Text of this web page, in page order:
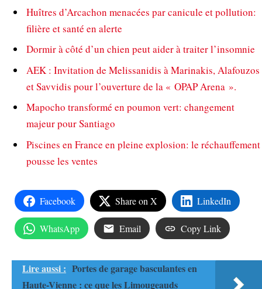
Huîtres d’Arcachon menacées par canicule et pollution:
filière et santé en alerte
Dormir à côté d’un chien peut aider à traiter l’insomnie
AEK : Invitation de Melissanidis à Marinakis, Alafouzos
et Savvidis pour l’ouverture de la « OPAP Arena ».
Mapocho transformé en poumon vert: changement
majeur pour Santiago
Piscines en France en pleine explosion: le réchauffement
pousse les ventes
Facebook Share on X LinkedIn
WhatsApp Email Copy Link
Lire aussi : Portes de garage basculantes en
Haute-Vienne : ce que les Limougeauds